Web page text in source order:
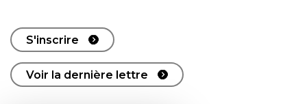
S'inscrire
Voir la dernière lettre